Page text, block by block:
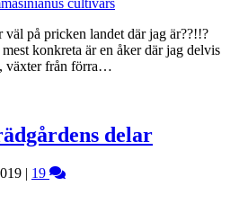
på pricken landet där jag är??!!?
konkreta är en åker där jag delvis
växter från förra…
delar
| 19